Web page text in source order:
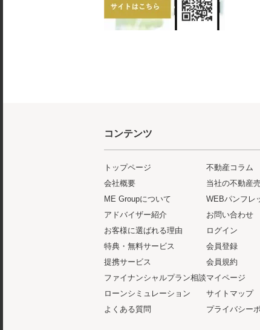
コンテンツ
トップページ
会社概要
ME Groupについて
アドバイザー紹介
お客様に選ばれる理由
特典・無料サービス
提携サービス
ファイナンシャルプラン相談
ローンシミュレーション
よくある質問
不動産コラム
当社の不動産
WEBパンフレ
お問い合わせ
ログイン
会員登録
会員規約
マイページ
サイトマップ
プライバシー